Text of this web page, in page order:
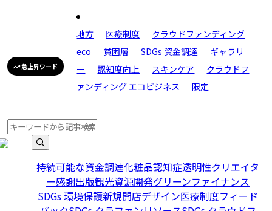
急上昇ワード
地方 医療制度
クラウドファンディング
eco
貧困層 SDGs 資金調達
ギャラリ
ー
認知度向上 スキンケア
クラウドフ
ァンディング エコビジネス
限定
持続可能な資金調達化粧品認知症透明性クリエイタ
ー感謝出版観光資源開発グリーンファイナンス
SDGs 環境保護新規開店デザイン医療制度フィード